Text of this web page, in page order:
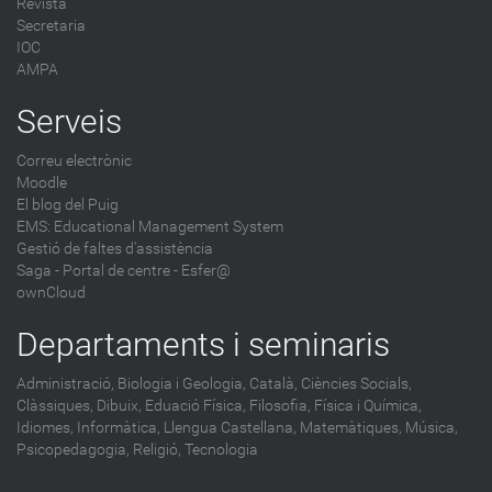
Secretaria
IOC
AMPA
Serveis
Correu electrònic
Moodle
El blog del Puig
EMS: Educational Management System
Gestió de faltes d'assistència
Saga - Portal de centre - Esfer@
ownCloud
Departaments i seminaris
Administració, Biologia i Geologia, Català, Ciències Socials,
Clàssiques, Dibuix, Eduació Física, Filosofia, Física i Química,
Idiomes, Informàtica, Llengua Castellana, Matemàtiques, Música,
Psicopedagogia, Religió, Tecnologia